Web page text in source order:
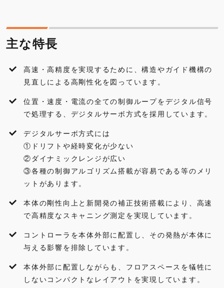
仕様
外観寸法図
各種ダウンロード
アクセサリ・オプション
よくあるご質問
主な特長
高速・高精度を実現するために、構造やガイド機構の
見直しによる高剛性化を図っています。
位置・速度・電流の全ての制御ループをデジタル信号
で処理する、デジタルサーボ方式を採用しています。
デジタルサーボ方式には
①ドリフトや経時変化が少ない
②ダイナミックレンジが広い
③各種の制御アルゴリズム搭載が容易である等のメリ
ットがあります。
本体の剛性向上と新開発の補正技術搭載により、高速
で高精度なスキャニング測定を実現しています。
コントローラを本体外部に配置し、その発熱が本体に
与える影響を排除しています。
本体外部に配置しながらも、フロアスペースを犠牲に
しないコンパクトなレイアウトを実現しています。